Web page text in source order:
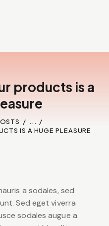
products is a
...
IS A HUGE PLEASURE
a sodales, sed
Sed eget viverra
sodales augue a